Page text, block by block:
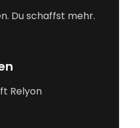
Du schaffst mehr.
Relyon